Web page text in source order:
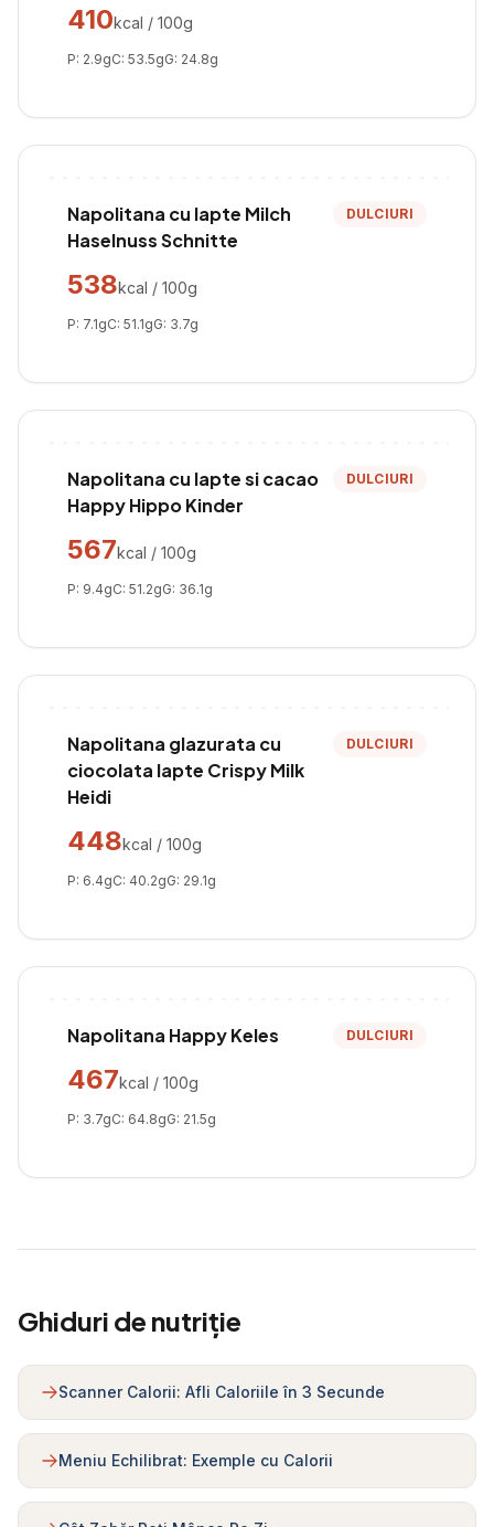
410kcal / 100g
P: 2.9gC: 53.5gG: 24.8g
Napolitana cu lapte Milch
Haselnuss Schnitte
DULCIURI
538kcal / 100g
P: 7.1gC: 51.1gG: 3.7g
Napolitana cu lapte si cacao
Happy Hippo Kinder
DULCIURI
567kcal / 100g
P: 9.4gC: 51.2gG: 36.1g
Napolitana glazurata cu
ciocolata lapte Crispy Milk
Heidi
DULCIURI
448kcal / 100g
P: 6.4gC: 40.2gG: 29.1g
Napolitana Happy Keles DULCIURI
467kcal / 100g
P: 3.7gC: 64.8gG: 21.5g
Ghiduri de nutriție
Scanner Calorii: Afli Caloriile în 3 Secunde
Meniu Echilibrat: Exemple cu Calorii